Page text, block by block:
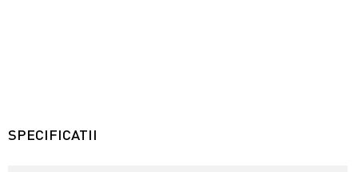
SPECIFICATII